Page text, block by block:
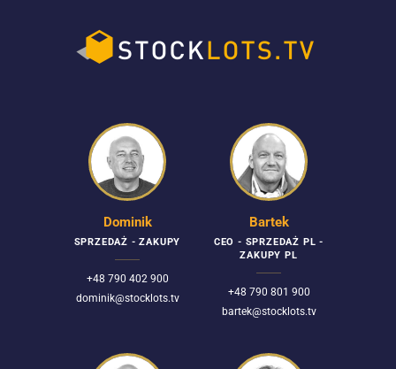
Dominik
SPRZEDAŻ - ZAKUPY
+48 790 402 900
dominik@stocklots.tv
Bartek
CEO - SPRZEDAŻ PL -
ZAKUPY PL
+48 790 801 900
bartek@stocklots.tv